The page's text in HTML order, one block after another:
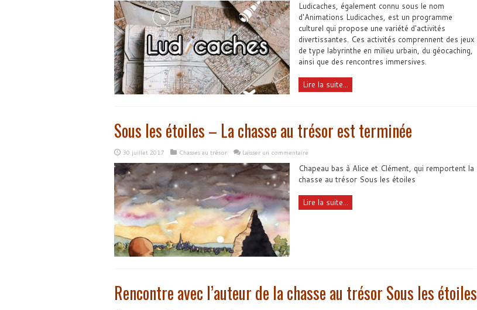
Ludicaches, également connu sous le nom
d'Animations Ludicaches, est un programme
culturel qui propose une variété d'activités
divertissantes. Ces activités comprennent des jeux
de type labyrinthe en milieu urbain, du géocaching,
ainsi que des rencontres immersives.
Lire la suite...
Sous les étoiles – La chasse au trésor est terminée
30 juillet 2017 Chasses au trésor Laisser un commentaire
Chapeau bas à Alice et Clément, qui remportent la
chasse au trésor Sous les étoiles
Lire la suite...
Rencontre avec l’auteur de la chasse au trésor Sous les étoiles